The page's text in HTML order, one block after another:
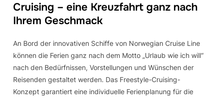
Cruising – eine Kreuzfahrt ganz nach
Ihrem Geschmack
An Bord der innovativen Schiffe von Norwegian Cruise Line
können die Ferien ganz nach dem Motto „Urlaub wie ich will“
nach den Bedürfnissen, Vorstellungen und Wünschen der
Reisenden gestaltet werden. Das Freestyle-Cruising-
Konzept garantiert eine individuelle Ferienplanung für die